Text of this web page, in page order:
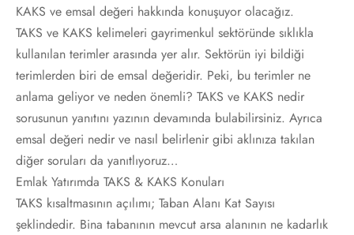
KAKS ve emsal değeri hakkında konuşuyor olacağız.
TAKS ve KAKS kelimeleri gayrimenkul sektöründe sıklıkla
kullanılan terimler arasında yer alır. Sektörün iyi bildiği
terimlerden biri de emsal değeridir. Peki, bu terimler ne
anlama geliyor ve neden önemli? TAKS ve KAKS nedir
sorusunun yanıtını yazının devamında bulabilirsiniz. Ayrıca
emsal değeri nedir ve nasıl belirlenir gibi aklınıza takılan
diğer soruları da yanıtlıyoruz…
Emlak Yatırımda TAKS & KAKS Konuları
TAKS kısaltmasının açılımı; Taban Alanı Kat Sayısı
şeklindedir. Bina tabanının mevcut arsa alanının ne kadarlık